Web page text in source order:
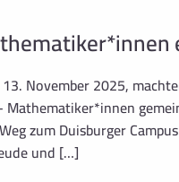
November 2025,
zum Duisburger
und […]